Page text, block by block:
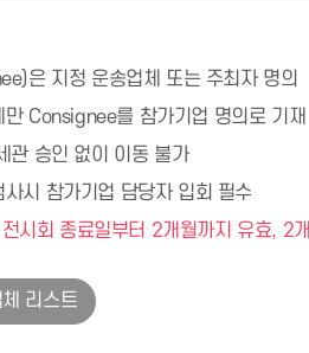
은 지정 운송업체 또는 주최자 명의
Consignee를 참가기업 명의로 기재
관 승인 없이 이동 불가
시 참가기업 담당자 입회 필수
시회 종료일부터 2개월까지 유효, 2
리스트